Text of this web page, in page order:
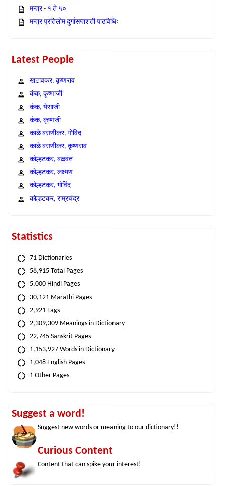
मन्त्र - १ ते ५०
मन्त्र प्रतिलोम दुर्गासप्तशती पाठविधिः
Latest People
खटावकर, कृष्णराव
कंक, कृष्णाजी
कंक, येसाजी
कंक, कृष्णजी
काळे बसणीकर, गोविंद
काळे बसणीकर, कृष्णराव
कोल्हटकर, बळवंत
कोल्हटकर, लक्ष्मण
कोल्हटकर, गोविंद
कोल्हटकर, राम्रचंद्र
Statistics
71 Dictionaries
58,915 Total Pages
5,000 Hindi Pages
30,121 Marathi Pages
2,921 Tags
2,309,309 Meanings in Dictionary
22,745 Sanskrit Pages
1,153,927 Words in Dictionary
1,048 English Pages
1 Other Pages
Suggest a word!
Suggest new words or meaning to our dictionary!!
Curious Content
Content that can spike your interest!